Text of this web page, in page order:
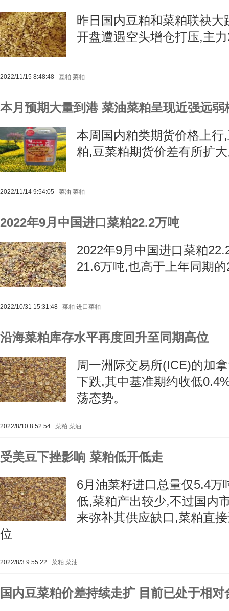
昨日国内豆粕和菜粕联袂
开盘遭遇空头增仓打压,主
2022/11/15 8:48:48 豆粕 菜粕
本月预期大量到港 菜油菜粕呈现近强远弱
本周国内粕类期货价格上
粕,豆菜粕期货价差有所扩
2022/11/14 9:54:05 菜油 菜粕
2022年9月中国进口菜粕22.2万吨
2022年9月中国进口菜粕
21.6万吨,也高于上年同期
2022/10/31 15:31:48 菜粕 进口菜粕
沿海菜粕库存水平再度回升至同期高位
周一洲际交易所(ICE)的加
下跌,其中基准期约收低
荡态势。
2022/8/10 8:52:54 菜粕 菜油
受美豆下挫影响 菜粕低开低走
6月油菜籽进口总量仅5.4万
低,菜粕产出较少,不过国内
来弥补其供应缺口,菜粕直
位
2022/8/3 9:55:22 菜粕 菜油
国内豆菜粕价差持续走扩 目前已处于相对